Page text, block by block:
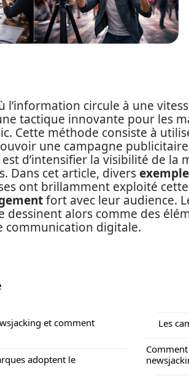
l’information circule à une
tactique innovante pour les
Cette méthode consiste à
une campagne
est d’intensifier la visibilité de
Dans cet article, divers
ont brillamment exploité
fort avec leur audience.
dessinent alors comme des
communication digitale.
et comment
adoptent le
Les